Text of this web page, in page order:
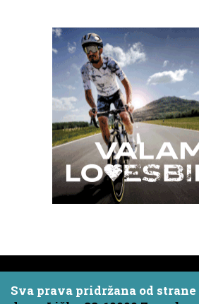
Sva prava pridržana od strane